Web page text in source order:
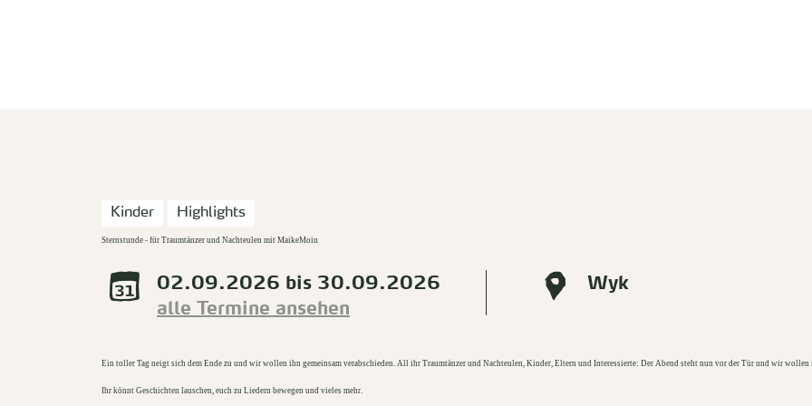
Kinder Highlights
Sternstunde - für Traumtänzer und Nachteulen mit MaikeMoin
02.09.2026 bis 30.09.2026
alle Termine ansehen
Wyk
Ein toller Tag neigt sich dem Ende zu und wir wollen ihn gemeinsam verabschieden. All ihr Traumtänzer und Nachteulen, Kinder, Eltern und Interessierte: Der Abend steht nun vor der Tür und wir wollen
Ihr könnt Geschichten lauschen, euch zu Liedern bewegen und vieles mehr.